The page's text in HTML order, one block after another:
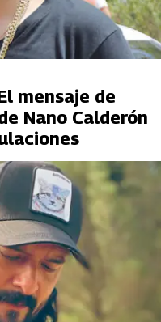
mensaje de
Nano Calderón